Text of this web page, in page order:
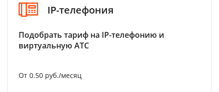
IP-телефония
Подобрать тариф на IP-телефонию и
виртуальную АТС
От 0.50 руб./месяц